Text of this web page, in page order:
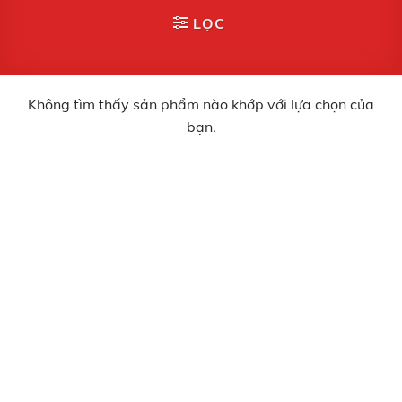
LỌC
Không tìm thấy sản phẩm nào khớp với lựa chọn của
bạn.